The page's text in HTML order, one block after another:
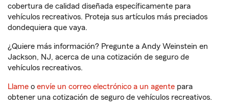
cobertura de calidad diseñada específicamente para
vehículos recreativos. Proteja sus artículos más preciados
dondequiera que vaya.
¿Quiere más información? Pregunte a Andy Weinstein en
Jackson, NJ, acerca de una cotización de seguro de
vehículos recreativos.
Llame o envíe un correo electrónico a un agente para
obtener una cotización de seguro de vehículos recreativos.